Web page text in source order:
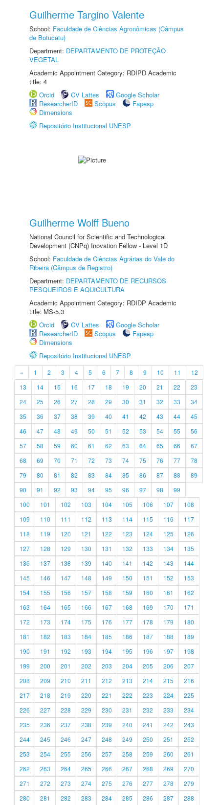
Guilherme Targino Valente
School: Faculdade de Ciências Agronômicas (Câmpus
de Botucatu)
Department: DEPARTAMENTO DE PROTEÇÃO
VEGETAL
Academic Appointment Category: RDIPD Academic
title: 4
Orcid
CV Lattes
Google Scholar
ResearcherID
Scopus
Fapesp
Dimensions
Repositório Institucional UNESP
Guilherme Wolff Bueno
National Council for Scientific and Technological
Development (CNPq) Inovation Fellow - Level 1D
School: Faculdade de Ciências Agrárias do Vale do
Ribeira (Câmpus de Registro)
Department: DEPARTAMENTO DE RECURSOS
PESQUEIROS E AQUICULTURA
Academic Appointment Category: RDIDP Academic
title: MS-5.3
Orcid
CV Lattes
Google Scholar
ResearcherID
Scopus
Fapesp
Dimensions
Repositório Institucional UNESP
« 1 2 3 4 5 6 7 8 9 10 11
12
13
14 15 16 17 18 19 20 21 22
23
24
25 26 27 28 29 30 31 32 33
34
35
36 37 38 39 40 41 42 43 44
45
46
47 48 49 50 51 52 53 54 55
56
57
58 59 60 61 62 63 64 65 66
67
68
69 70 71 72 73 74 75 76 77
78
79
80 81 82 83 84 85 86 87 88
89
90
91 92 93 94 95 96 97 98
99
100
101 102 103 104 105 106 107
108
109
110 111 112 113 114 115 116
117
118
119 120 121 122 123 124 125
126
127
128 129 130 131 132 133 134
135
136
137 138 139 140 141 142 143
144
145
146 147 148 149 150 151 152
153
154
155 156 157 158 159 160 161
162
163
164 165 166 167 168 169 170
171
172
173 174 175 176 177 178 179
180
181
182 183 184 185 186 187 188
189
190
191 192 193 194 195 196 197
198
199
200 201 202 203 204 205 206
207
208
209 210 211 212 213 214 215
216
217
218 219 220 221 222 223 224
225
226
227 228 229 230 231 232 233
234
235
236 237 238 239 240 241 242
243
244
245 246 247 248 249 250 251
252
253
254 255 256 257 258 259 260
261
262
263 264 265 266 267 268 269
270
271
272 273 274 275 276 277 278
279
280
281 282 283 284 285 286 287 288